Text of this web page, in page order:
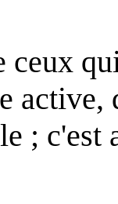
ceux
active,
; c'est